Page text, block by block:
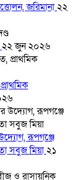
জরিমানা২২
২২ জুন ২০২৬
রূপগঞ্জে
সবুজ মিয়া২১